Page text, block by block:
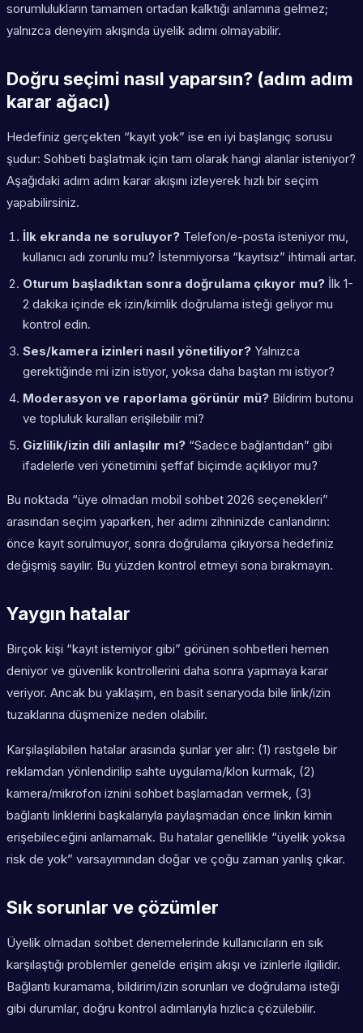
sorumlulukların tamamen ortadan kalktığı anlamına gelmez;
yalnızca deneyim akışında üyelik adımı olmayabilir.
Doğru seçimi nasıl yaparsın? (adım adım
karar ağacı)
Hedefiniz gerçekten “kayıt yok” ise en iyi başlangıç sorusu
şudur: Sohbeti başlatmak için tam olarak hangi alanlar isteniyor?
Aşağıdaki adım adım karar akışını izleyerek hızlı bir seçim
yapabilirsiniz.
İlk ekranda ne soruluyor? Telefon/e-posta isteniyor mu,
kullanıcı adı zorunlu mu? İstenmiyorsa “kayıtsız” ihtimali artar.
Oturum başladıktan sonra doğrulama çıkıyor mu? İlk 1-
2 dakika içinde ek izin/kimlik doğrulama isteği geliyor mu
kontrol edin.
Ses/kamera izinleri nasıl yönetiliyor? Yalnızca
gerektiğinde mi izin istiyor, yoksa daha baştan mı istiyor?
Moderasyon ve raporlama görünür mü? Bildirim butonu
ve topluluk kuralları erişilebilir mi?
Gizlilik/izin dili anlaşılır mı? “Sadece bağlantıdan” gibi
ifadelerle veri yönetimini şeffaf biçimde açıklıyor mu?
Bu noktada “üye olmadan mobil sohbet 2026 seçenekleri”
arasından seçim yaparken, her adımı zihninizde canlandırın:
önce kayıt sorulmuyor, sonra doğrulama çıkıyorsa hedefiniz
değişmiş sayılır. Bu yüzden kontrol etmeyi sona bırakmayın.
Yaygın hatalar
Birçok kişi “kayıt istemiyor gibi” görünen sohbetleri hemen
deniyor ve güvenlik kontrollerini daha sonra yapmaya karar
veriyor. Ancak bu yaklaşım, en basit senaryoda bile link/izin
tuzaklarına düşmenize neden olabilir.
Karşılaşılabilen hatalar arasında şunlar yer alır: (1) rastgele bir
reklamdan yönlendirilip sahte uygulama/klon kurmak, (2)
kamera/mikrofon iznini sohbet başlamadan vermek, (3)
bağlantı linklerini başkalarıyla paylaşmadan önce linkin kimin
erişebileceğini anlamamak. Bu hatalar genellikle “üyelik yoksa
risk de yok” varsayımından doğar ve çoğu zaman yanlış çıkar.
Sık sorunlar ve çözümler
Üyelik olmadan sohbet denemelerinde kullanıcıların en sık
karşılaştığı problemler genelde erişim akışı ve izinlerle ilgilidir.
Bağlantı kuramama, bildirim/izin sorunları ve doğrulama isteği
gibi durumlar, doğru kontrol adımlarıyla hızlıca çözülebilir.